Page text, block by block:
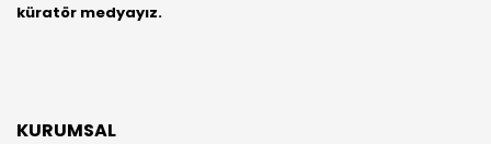
küratör medyayız.
KURUMSAL